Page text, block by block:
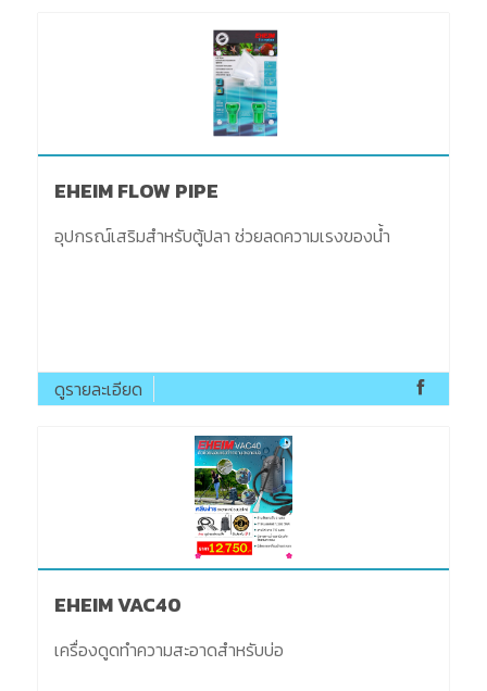
EHEIM FLOW PIPE
อุปกรณ์เสริมสำหรับตู้ปลา ช่วยลดความเรงของน้ำ
ดูรายละเอียด
EHEIM VAC40
เครื่องดูดทำความสะอาดสำหรับบ่อ